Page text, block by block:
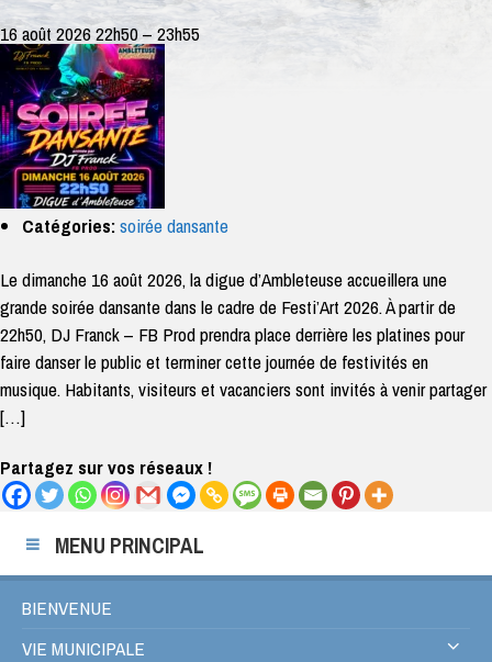
16 août 2026 22h50– 23h55
Catégories:soirée dansante
Le dimanche 16 août 2026, la digue d’Ambleteuse accueillera une
grande soirée dansante dans le cadre de Festi’Art 2026. À partir de
22h50, DJ Franck – FB Prod prendra place derrière les platines pour
faire danser le public et terminer cette journée de festivités en
musique. Habitants, visiteurs et vacanciers sont invités à venir partager
[…]
Partagez sur vos réseaux !
MENU PRINCIPAL
BIENVENUE
VIE MUNICIPALE